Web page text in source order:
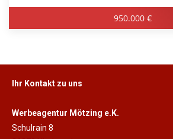
950.000 €
Ihr Kontakt zu uns
Werbeagentur Mötzing e.K.
Schulrain 8